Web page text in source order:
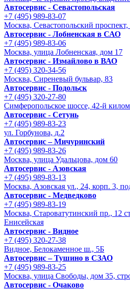
Автосервис - Cевастопольская
+7 (495) 989-83-07
Москва, Севастопольский проспект,
Автосервис - Лобненская в САО
+7 (495) 989-83-06
Москва, улица Лобненская, дом 17
Автосервис - Измайлово в ВАО
+7 (495) 320-34-56
Москва, Сиреневый бульвар, 83
Автосервис - Подольск
+7 (495) 320-27-80
Симферопольское шоссе, 42-й
Автосервис - Сетунь
+7 (495) 989-83-23
ул. Горбунова, д.2
Автосервис – Мичуринский
+7 (495) 989-83-26
Москва, улица Удальцова, дом 60
Автосервис - Азовская
+7 (495) 989-83-13
Москва, Азовская ул., 24, корп. 3,
Автосервис - Медведково
+7 (495) 989-83-19
Москва, Староватутинский пр., 12
Енисейская
Автосервис - Видное
+7 (495) 320-27-38
Видное, Белокаменное ш., 5Б
Автосервис – Тушино в СЗАО
+7 (495) 989-83-25
Москва, улица Свободы, дом 35,
Автосервис - Очаково